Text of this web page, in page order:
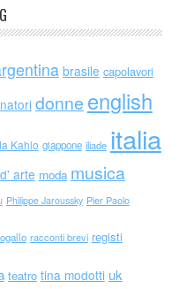
brasile capolavori
donne english
Kahlo giappone iliade italia
arte moda musica
Philippe Jaroussky Pier Paolo
racconti brevi registi
teatro tina modotti uk